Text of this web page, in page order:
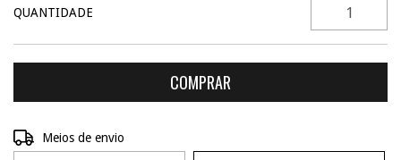
QUANTIDADE
Entregas para o CEP:
Meios de envio